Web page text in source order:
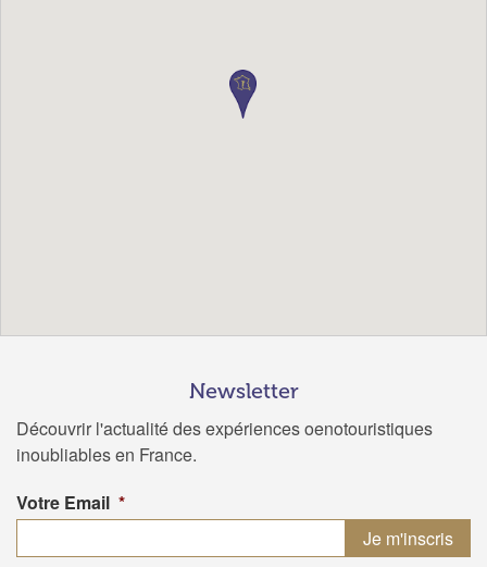
Newsletter
Découvrir l'actualité des expériences oenotouristiques
inoubliables en France.
Votre Email *